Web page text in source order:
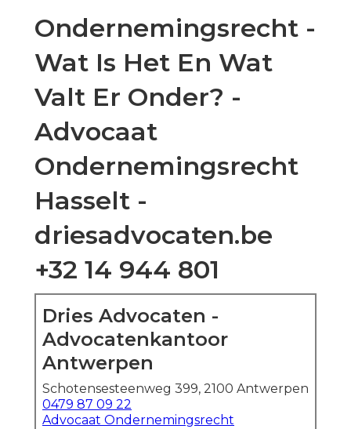
Ondernemingsrecht -
Wat Is Het En Wat
Valt Er Onder? -
Advocaat
Ondernemingsrecht
Hasselt -
driesadvocaten.be
+32 14 944 801
Dries Advocaten -
Advocatenkantoor
Antwerpen
Schotensesteenweg 399, 2100 Antwerpen
0479 87 09 22
Advocaat Ondernemingsrecht